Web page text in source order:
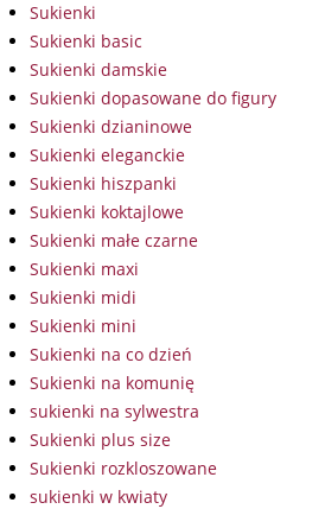
Sukienki
Sukienki basic
Sukienki damskie
Sukienki dopasowane do figury
Sukienki dzianinowe
Sukienki eleganckie
Sukienki hiszpanki
Sukienki koktajlowe
Sukienki małe czarne
Sukienki maxi
Sukienki midi
Sukienki mini
Sukienki na co dzień
Sukienki na komunię
sukienki na sylwestra
Sukienki plus size
Sukienki rozkloszowane
sukienki w kwiaty